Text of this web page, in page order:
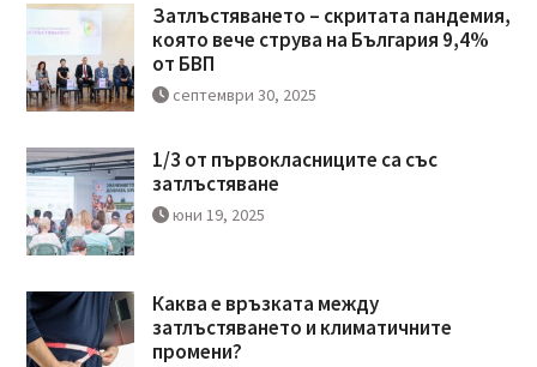
Затлъстяването – скритата пандемия,
която вече струва на България 9,4%
от БВП
септември 30, 2025
1/3 от първокласниците са със
затлъстяване
юни 19, 2025
Каква е връзката между
затлъстяването и климатичните
промени?